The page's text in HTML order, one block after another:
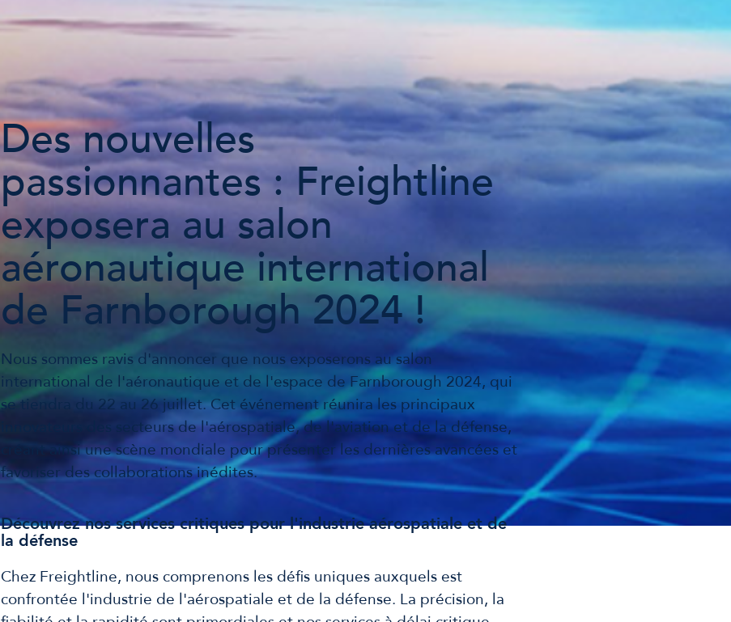
Des nouvelles
passionnantes : Freightline
exposera au salon
aéronautique international
de Farnborough 2024 !
Nous sommes ravis d'annoncer que nous exposerons au salon
international de l'aéronautique et de l'espace de Farnborough 2024, qui
se tiendra du 22 au 26 juillet. Cet événement réunira les principaux
innovateurs des secteurs de l'aérospatiale, de l'aviation et de la défense,
créant ainsi une scène mondiale pour présenter les dernières avancées et
favoriser des collaborations inédites.
Découvrez nos services critiques pour l'industrie aérospatiale et de
la défense
Chez Freightline, nous comprenons les défis uniques auxquels est
confrontée l'industrie de l'aérospatiale et de la défense. La précision, la